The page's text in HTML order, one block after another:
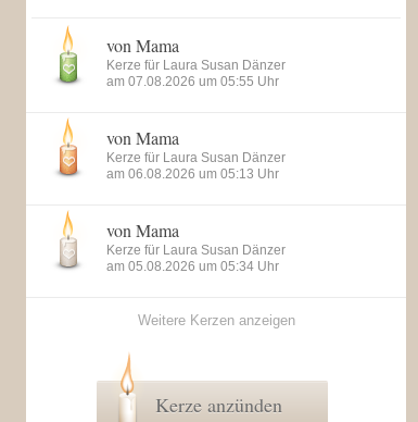
von Mama
Kerze für Laura Susan Dänzer
am 07.08.2026 um 05:55 Uhr
von Mama
Kerze für Laura Susan Dänzer
am 06.08.2026 um 05:13 Uhr
von Mama
Kerze für Laura Susan Dänzer
am 05.08.2026 um 05:34 Uhr
Weitere Kerzen anzeigen
Kerze anzünden